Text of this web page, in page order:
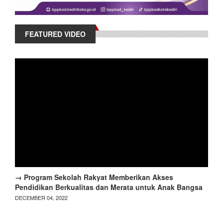
FEATURED VIDEO
→ Program Sekolah Rakyat Memberikan Akses
Pendidikan Berkualitas dan Merata untuk Anak Bangsa
DECEMBER 04, 2022